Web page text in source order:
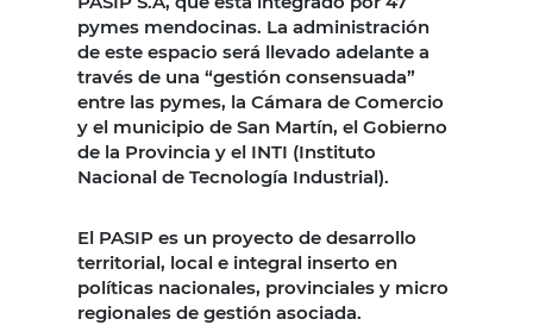
pymes mendocinas. La administración
de este espacio será llevado adelante a
través de una “gestión consensuada”
entre las pymes, la Cámara de Comercio
y el municipio de San Martín, el Gobierno
de la Provincia y el INTI (Instituto
Nacional de Tecnología Industrial).
El PASIP es un proyecto de desarrollo
territorial, local e integral inserto en
políticas nacionales, provinciales y micro
regionales de gestión asociada.